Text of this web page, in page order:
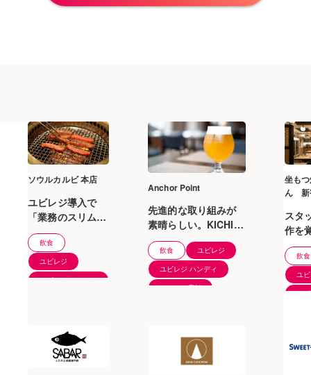
レストラン
乗り換え 人材不足
先会計
ソウルカルビ 本店
ユビレジ導入で
「業務のスリム
化」と「注文ロス
の軽減化」を実
現。客単価が
1,000円もアップ
飲食
ユビレジ
ユビレジ ハンディ
Anchor Point
先進的な取り組みが
素晴らしい。KICHIRI
は全店舗「ユビレ
ジ」に切り替えま
す！
飲食
ユビレジ
ユビレジ ハンディ
51〜100店舗
坐も
ん 新
スタ
作を
ドが
上早
た。
飲食
ユ
ユ